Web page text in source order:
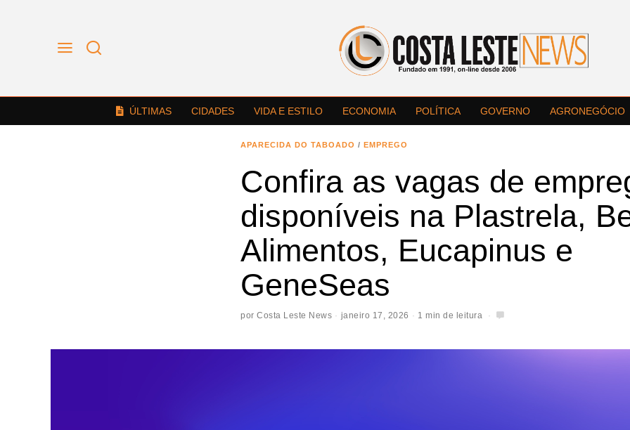
ÚLTIMAS CIDADES VIDA E ESTILO ECONOMIA POLÍTICA GOVERNO AGRONEGÓCIO
APARECIDA DO TABOADO / EMPREGO
Confira as vagas de
disponíveis na Plastrela,
Alimentos, Eucapinus e
GeneSeas
por Costa Leste News janeiro 17, 2026 1 min de leitura